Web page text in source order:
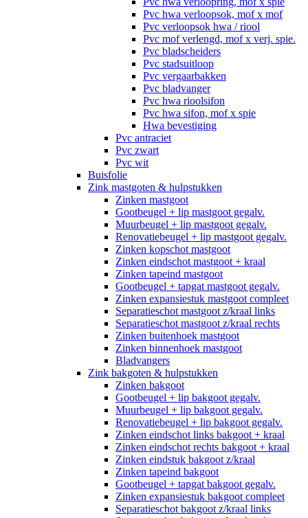
Pvc hwa verloopsok, mof x mof
Pvc verloopsok hwa / riool
Pvc mof verlengd, mof x verj. spie.
Pvc bladscheiders
Pvc stadsuitloop
Pvc vergaarbakken
Pvc bladvanger
Pvc hwa rioolsifon
Pvc hwa sifon, mof x spie
Hwa bevestiging
Pvc antraciet
Pvc zwart
Pvc wit
Buisfolie
Zink mastgoten & hulpstukken
Zinken mastgoot
Gootbeugel + lip mastgoot gegalv.
Muurbeugel + lip mastgoot gegalv.
Renovatiebeugel + lip mastgoot gegalv.
Zinken kopschot mastgoot
Zinken eindschot mastgoot + kraal
Zinken tapeind mastgoot
Gootbeugel + tapgat mastgoot gegalv.
Zinken expansiestuk mastgoot compleet
Separatieschot mastgoot z/kraal links
Separatieschot mastgoot z/kraal rechts
Zinken buitenhoek mastgoot
Zinken binnenhoek mastgoot
Bladvangers
Zink bakgoten & hulpstukken
Zinken bakgoot
Gootbeugel + lip bakgoot gegalv.
Muurbeugel + lip bakgoot gegalv.
Renovatiebeugel + lip bakgoot gegalv.
Zinken eindschot links bakgoot + kraal
Zinken eindschot rechts bakgoot + kraal
Zinken eindstuk bakgoot z/kraal
Zinken tapeind bakgoot
Gootbeugel + tapgat bakgoot gegalv.
Zinken expansiestuk bakgoot compleet
Separatieschot bakgoot z/kraal links